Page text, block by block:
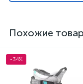
Похожие
-34%